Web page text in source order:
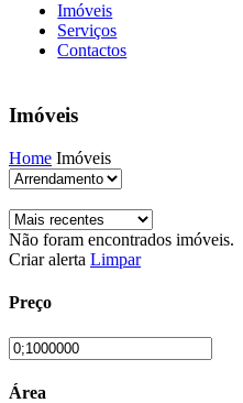
Imóveis
Serviços
Contactos
Imóveis
Home Imóveis
Não foram encontrados imóveis.
Criar alerta Limpar
Preço
Área